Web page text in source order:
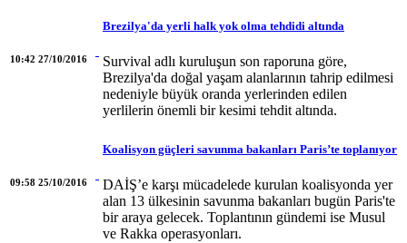
10:42 27/10/2016
Brezilya'da yerli halk yok olma tehdidi altında
Survival adlı kuruluşun son raporuna göre,
Brezilya'da doğal yaşam alanlarının tahrip edilmesi
nedeniyle büyük oranda yerlerinden edilen
yerlilerin önemli bir kesimi tehdit altında.
09:58 25/10/2016
Koalisyon güçleri savunma bakanları Paris’te toplanıyor
DAİŞ’e karşı mücadelede kurulan koalisyonda yer
alan 13 ülkesinin savunma bakanları bugün Paris'te
bir araya gelecek. Toplantının gündemi ise Musul
ve Rakka operasyonları.